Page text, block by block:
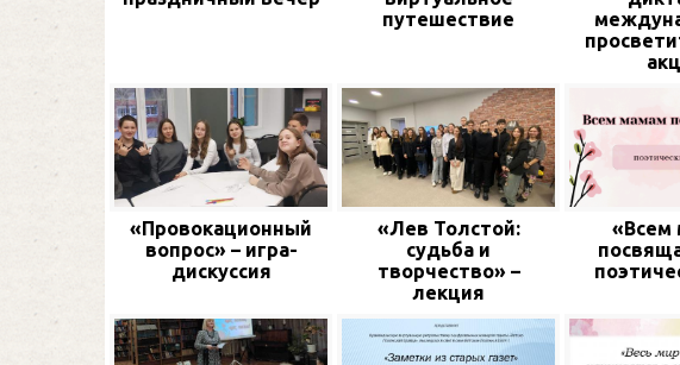
путешествие
«Провокационный
вопрос» – игра-
дискуссия
«Лев Толстой:
судьба и
творчество» –
лекция
«Всем